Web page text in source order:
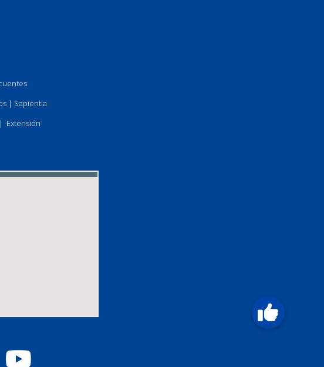
| Sapientia
| Extensión